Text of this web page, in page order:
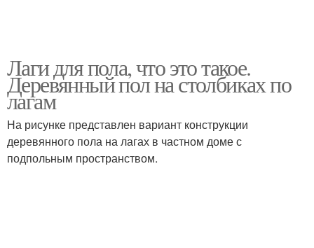
Лаги для пола, что это такое.
Деревянный пол на столбиках по
лагам
На рисунке представлен вариант конструкции
деревянного пола на лагах в частном доме с
подпольным пространством.